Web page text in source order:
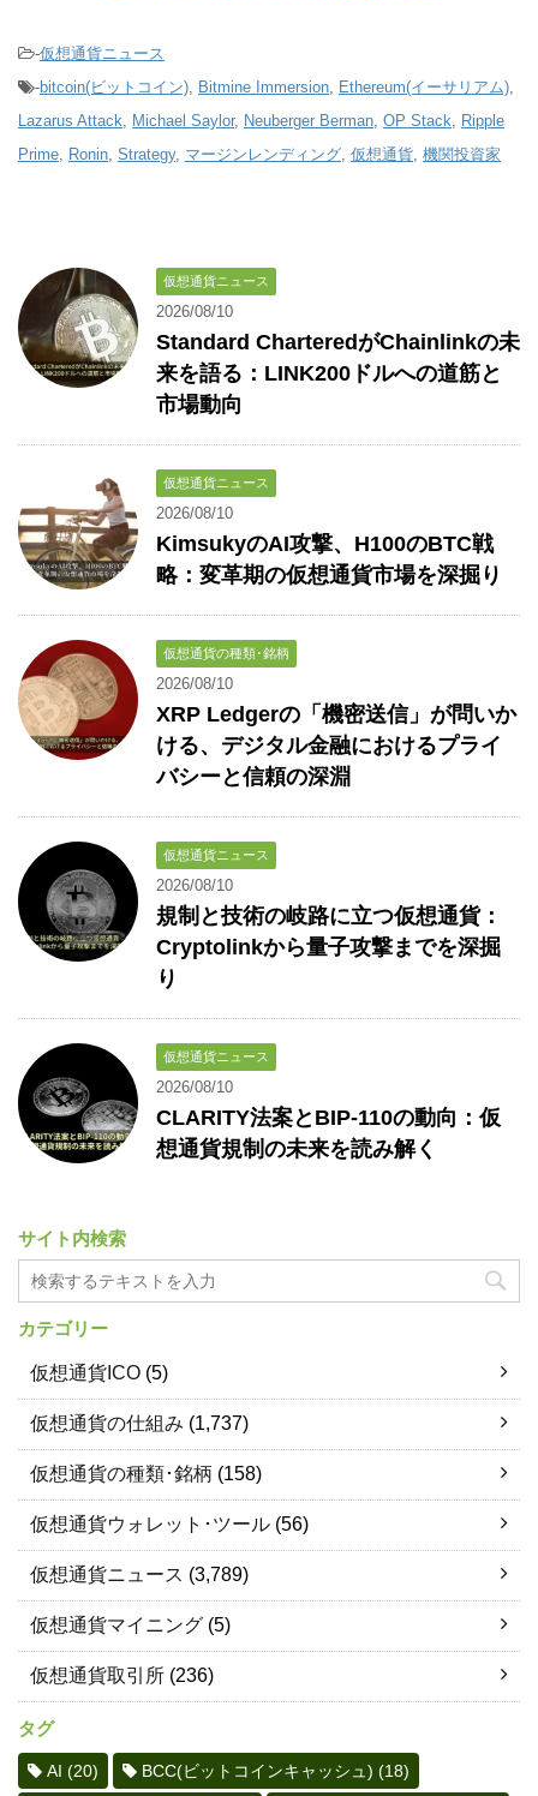
-仮想通貨ニュース
-bitcoin(ビットコイン), Bitmine Immersion, Ethereum(イーサリアム),
Lazarus Attack, Michael Saylor, Neuberger Berman, OP Stack, Ripple
Prime, Ronin, Strategy, マージンレンディング, 仮想通貨, 機関投資家
仮想通貨ニュース
2026/08/10
Standard CharteredがChainlinkの未
来を語る：LINK200ドルへの道筋と
市場動向
仮想通貨ニュース
2026/08/10
KimsukyのAI攻撃、H100のBTC戦
略：変革期の仮想通貨市場を深掘り
仮想通貨の種類･銘柄
2026/08/10
XRP Ledgerの「機密送信」が問いか
ける、デジタル金融におけるプライ
バシーと信頼の深淵
仮想通貨ニュース
2026/08/10
規制と技術の岐路に立つ仮想通貨：
Cryptolinkから量子攻撃までを深掘
り
仮想通貨ニュース
2026/08/10
CLARITY法案とBIP-110の動向：仮
想通貨規制の未来を読み解く
サイト内検索
カテゴリー
仮想通貨ICO (5)
仮想通貨の仕組み (1,737)
仮想通貨の種類･銘柄 (158)
仮想通貨ウォレット･ツール (56)
仮想通貨ニュース (3,789)
仮想通貨マイニング (5)
仮想通貨取引所 (236)
タグ
AI (20) BCC(ビットコインキャッシュ) (18)